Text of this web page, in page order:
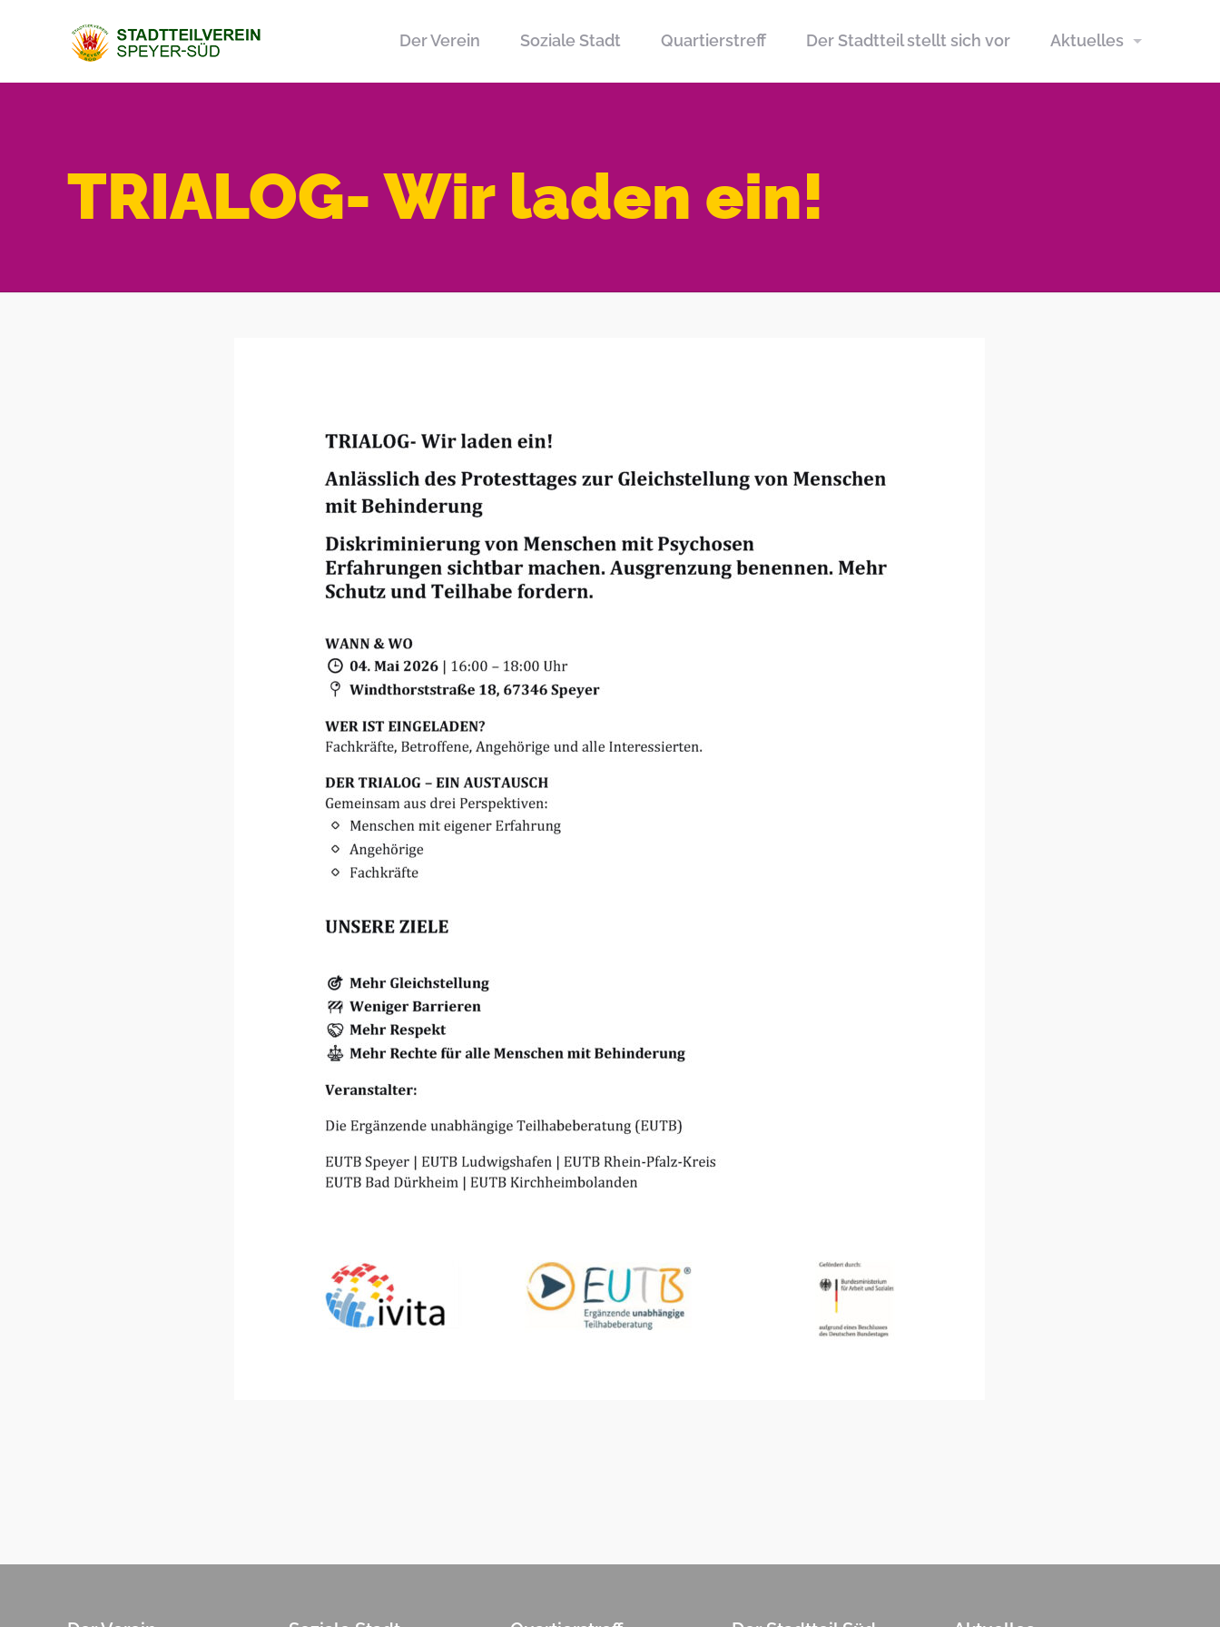
Der Verein Soziale Stadt Quartierstreff Der Stadtteil stellt sich vor Aktuelles
TRIALOG- Wir laden ein!